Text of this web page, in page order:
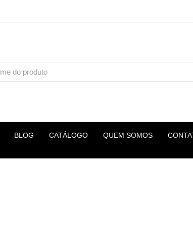
BLOG CATÁLOGO QUEM SOMOS